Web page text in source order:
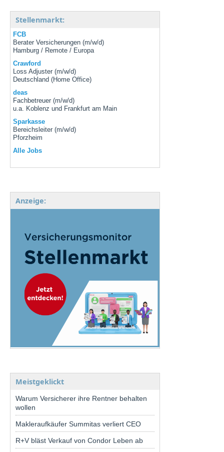
Stellenmarkt:
FCB
Berater Versicherungen (m/w/d)
Hamburg / Remote / Europa
Crawford
Loss Adjuster (m/w/d)
Deutschland (Home Office)
deas
Fachbetreuer (m/w/d)
u.a. Koblenz und Frankfurt am Main
Sparkasse
Bereichsleiter (m/w/d)
Pforzheim
Alle Jobs
Anzeige:
Meistgeklickt
Warum Versicherer ihre Rentner behalten
wollen
Makleraufkäufer Summitas verliert CEO
R+V bläst Verkauf von Condor Leben ab